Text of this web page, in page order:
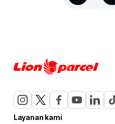
Layanan kami